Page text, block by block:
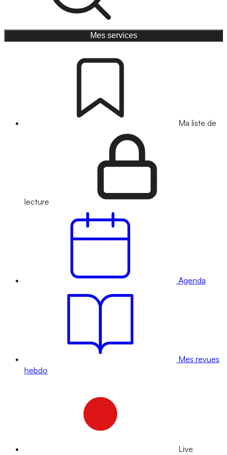
Mes services
Ma liste de
lecture
Agenda
Mes revues
hebdo
Live